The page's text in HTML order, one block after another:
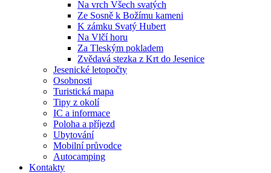
Na vrch Všech svatých
Ze Sosně k Božímu kameni
K zámku Svatý Hubert
Na Vlčí horu
Za Tleským pokladem
Zvědavá stezka z Krt do Jesenice
Jesenické letopočty
Osobnosti
Turistická mapa
Tipy z okolí
IC a informace
Poloha a příjezd
Ubytování
Mobilní průvodce
Autocamping
Kontakty